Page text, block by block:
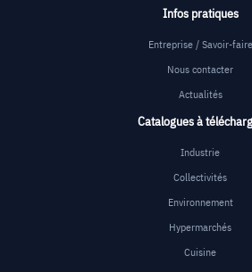
Infos pratiques
Entreprise / Savoir-faire
Nous contacter
Actualités
Catalogues à
Industrie
Collectivités
Environnement
Hypermarchés
Cuisine